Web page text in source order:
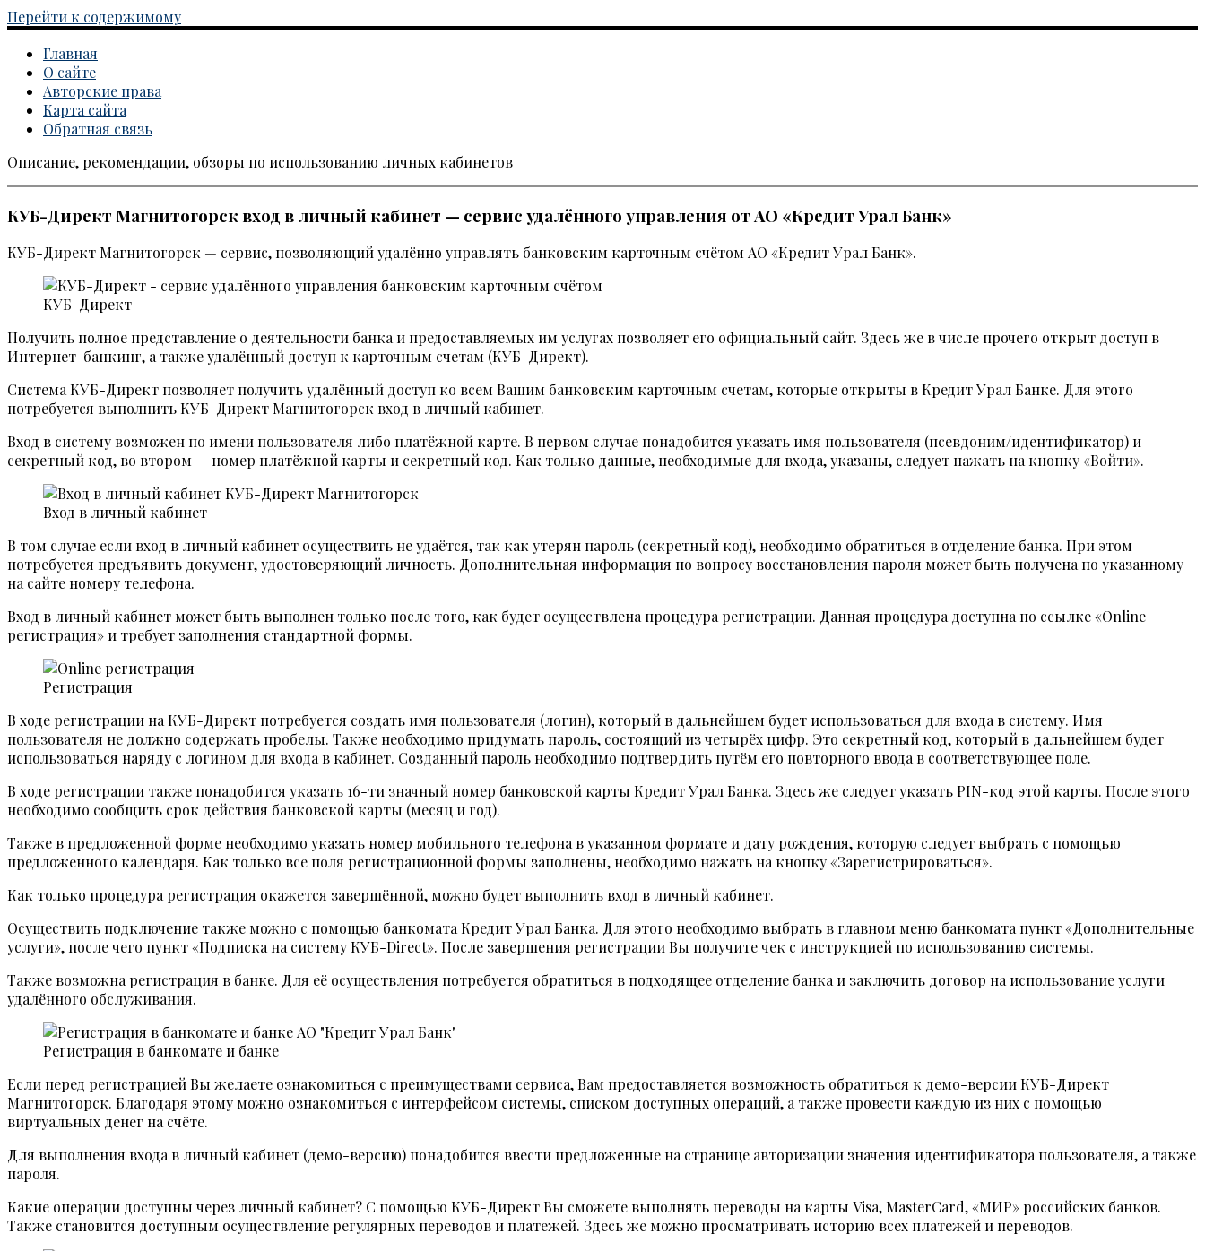
Перейти к содержимому
Главная
О сайте
Авторские права
Карта сайта
Обратная связь
Каталог личных кабинетов
Описание, рекомендации, обзоры по использованию личных кабинетов
КУБ-Директ Магнитогорск вход в личный кабинет — сервис удалённого управления от АО «Кредит Урал Банк»
КУБ-Директ Магнитогорск — сервис, позволяющий удалённо управлять банковским карточным счётом АО «Кредит Урал Банк».
КУБ-Директ
Получить полное представление о деятельности банка и предоставляемых им услугах позволяет его официальный сайт. Здесь же в числе прочего открыт доступ в
Интернет-банкинг, а также удалённый доступ к карточным счетам (КУБ-Директ).
Система КУБ-Директ позволяет получить удалённый доступ ко всем Вашим банковским карточным счетам, которые открыты в Кредит Урал Банке. Для этого
потребуется выполнить КУБ-Директ Магнитогорск вход в личный кабинет.
Вход в систему возможен по имени пользователя либо платёжной карте. В первом случае понадобится указать имя пользователя (псевдоним/идентификатор) и
секретный код, во втором — номер платёжной карты и секретный код. Как только данные, необходимые для входа, указаны, следует нажать на кнопку «Войти».
Вход в личный кабинет
В том случае если вход в личный кабинет осуществить не удаётся, так как утерян пароль (секретный код), необходимо обратиться в отделение банка. При этом
потребуется предъявить документ, удостоверяющий личность. Дополнительная информация по вопросу восстановления пароля может быть получена по указанному
на сайте номеру телефона.
Вход в личный кабинет может быть выполнен только после того, как будет осуществлена процедура регистрации. Данная процедура доступна по ссылке «Online
регистрация» и требует заполнения стандартной формы.
Регистрация
В ходе регистрации на КУБ-Директ потребуется создать имя пользователя (логин), который в дальнейшем будет использоваться для входа в систему. Имя
пользователя не должно содержать пробелы. Также необходимо придумать пароль, состоящий из четырёх цифр. Это секретный код, который в дальнейшем будет
использоваться наряду с логином для входа в кабинет. Созданный пароль необходимо подтвердить путём его повторного ввода в соответствующее поле.
В ходе регистрации также понадобится указать 16-ти значный номер банковской карты Кредит Урал Банка. Здесь же следует указать PIN-код этой карты. После этого
необходимо сообщить срок действия банковской карты (месяц и год).
Также в предложенной форме необходимо указать номер мобильного телефона в указанном формате и дату рождения, которую следует выбрать с помощью
предложенного календаря. Как только все поля регистрационной формы заполнены, необходимо нажать на кнопку «Зарегистрироваться».
Как только процедура регистрация окажется завершённой, можно будет выполнить вход в личный кабинет.
Осуществить подключение также можно с помощью банкомата Кредит Урал Банка. Для этого необходимо выбрать в главном меню банкомата пункт «Дополнительные
услуги», после чего пункт «Подписка на систему КУБ-Direct». После завершения регистрации Вы получите чек с инструкцией по использованию системы.
Также возможна регистрация в банке. Для её осуществления потребуется обратиться в подходящее отделение банка и заключить договор на использование услуги
удалённого обслуживания.
Регистрация в банкомате и банке
Если перед регистрацией Вы желаете ознакомиться с преимуществами сервиса, Вам предоставляется возможность обратиться к демо-версии КУБ-Директ
Магнитогорск. Благодаря этому можно ознакомиться с интерфейсом системы, списком доступных операций, а также провести каждую из них с помощью
виртуальных денег на счёте.
Для выполнения входа в личный кабинет (демо-версию) понадобится ввести предложенные на странице авторизации значения идентификатора пользователя, а также
пароля.
Какие операции доступны через личный кабинет? С помощью КУБ-Директ Вы сможете выполнять переводы на карты Visa, MasterCard, «МИР» российских банков.
Также становится доступным осуществление регулярных переводов и платежей. Здесь же можно просматривать историю всех платежей и переводов.